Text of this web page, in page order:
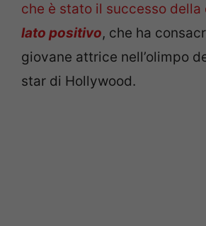
che è stato il successo della
lato positivo, che ha
giovane attrice nell’olimpo
star di Hollywood.